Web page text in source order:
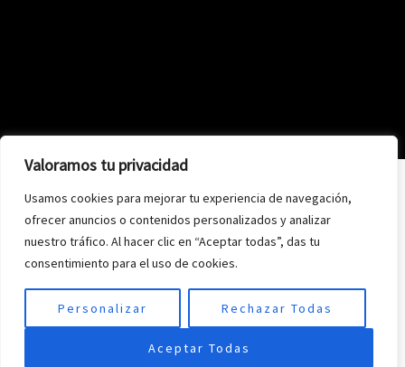
Valoramos tu privacidad
Usamos cookies para mejorar tu experiencia de navegación,
ofrecer anuncios o contenidos personalizados y analizar
nuestro tráfico. Al hacer clic en “Aceptar todas”, das tu
consentimiento para el uso de cookies.
Personalizar Rechazar Todas
Aceptar Todas